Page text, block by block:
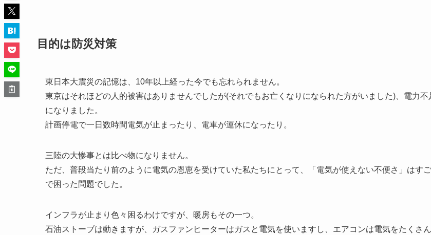
目的は防災対策
東日本大震災の記憶は、10年以上経った今でも忘れられません。
東京はそれほどの人的被害はありませんでしたが(それでもお亡くなりになられた方がいました)、電力不
になりました。
計画停電で一日数時間電気が止まったり、電車が運休になったり。
三陸の大惨事とは比べ物になりません。
ただ、普段当たり前のように電気の恩恵を受けていた私たちにとって、「電気が使えない不便さ」はす
で困った問題でした。
インフラが止まり色々困るわけですが、暖房もその一つ。
石油ストーブは動きますが、ガスファンヒーターはガスと電気を使いますし、エアコンは電気をたくさ